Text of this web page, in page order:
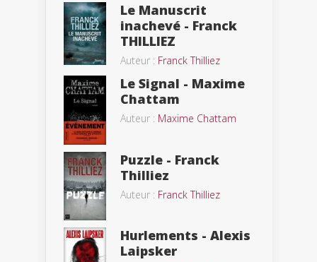
Le Manuscrit
inachevé - Franck
THILLIEZ
Auteur : Franck Thilliez
Le Signal - Maxime
Chattam
Auteur : Maxime Chattam
Puzzle - Franck
Thilliez
Auteur : Franck Thilliez
Hurlements - Alexis
Laipsker